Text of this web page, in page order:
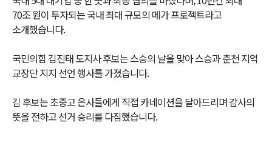
70조 원이 투자되는 국내 최대 규모의 메가 프로젝트라고
소개했습니다.
국민의힘 김진태 도지사 후보는 스승의 날을 맞아 스승과 춘천 지역
교장단 지지 선언 행사를 가졌습니다.
김 후보는 초중고 은사들에게 직접 카네이션을 달아드리며 감사의
뜻을 전하고 선거 승리를 다짐했습니다.